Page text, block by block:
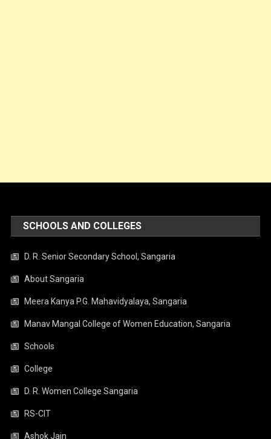
SCHOOLS AND COLLEGES
D. R. Senior Secondary School, Sangaria
About Sangaria
Meera Kanya P.G. Mahavidyalaya, Sangaria
Manav Mangal College of Women Education, Sangaria
Schools
College
D. R. Women College Sangaria
RS-CIT
Ashok Jain